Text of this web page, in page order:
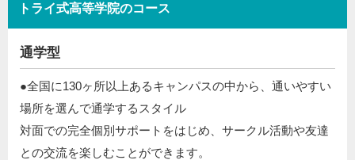
トライ式高等学院のコース
通学型
●全国に130ヶ所以上あるキャンパスの中から、通いやすい
場所を選んで通学するスタイル​
対面での完全個別サポートをはじめ、サークル活動や友達
との交流を楽しむことができます。​